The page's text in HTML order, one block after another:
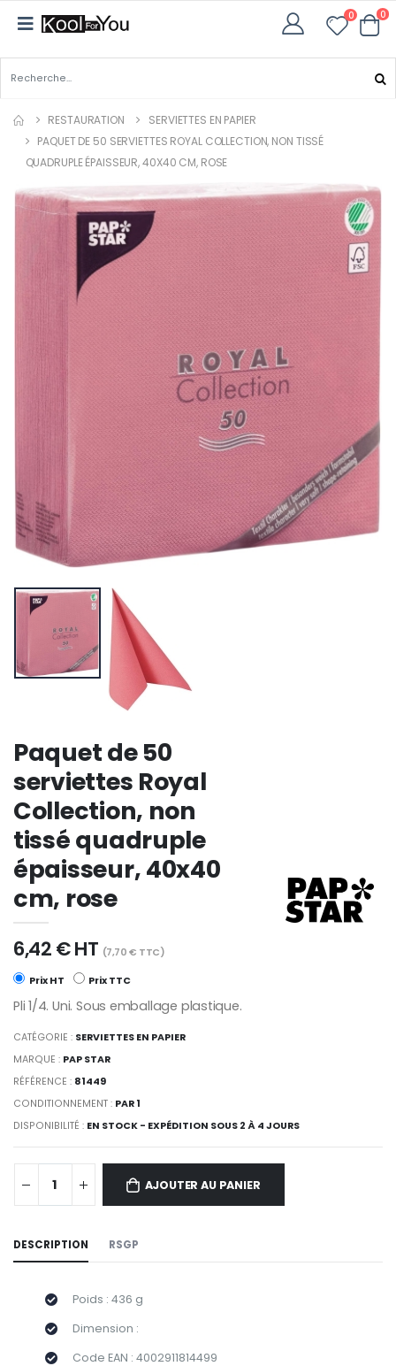
0 0
RESTAURATION
SERVIETTES EN PAPIER
PAQUET DE 50 SERVIETTES ROYAL COLLECTION, NON TISSÉ
QUADRUPLE ÉPAISSEUR, 40X40 CM, ROSE
Paquet de 50
serviettes Royal
Collection, non
tissé quadruple
épaisseur, 40x40
cm, rose
6,42 € HT (7,70 € TTC)
Prix HT Prix TTC
Pli 1/4. Uni. Sous emballage plastique.
CATÉGORIE : SERVIETTES EN PAPIER
MARQUE : PAP STAR
RÉFÉRENCE : 81449
CONDITIONNEMENT : PAR 1
DISPONIBILITÉ : EN STOCK - EXPÉDITION SOUS 2 À 4 JOURS
AJOUTER AU PANIER
DESCRIPTION RSGP
Poids : 436 g
Dimension :
Code EAN : 4002911814499